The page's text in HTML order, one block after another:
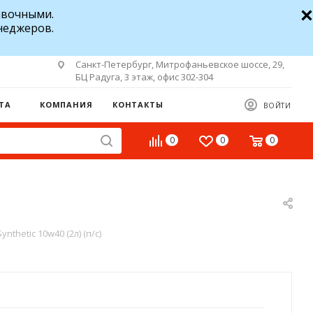
Санкт-Петербург, Митрофаньевское шоссе, 29,
БЦ Радуга, 3 этаж, офис 302-304
ВОЙТИ
КОМПАНИЯ КОНТАКТЫ
0 0 0
10w40 (2л) (п/с)